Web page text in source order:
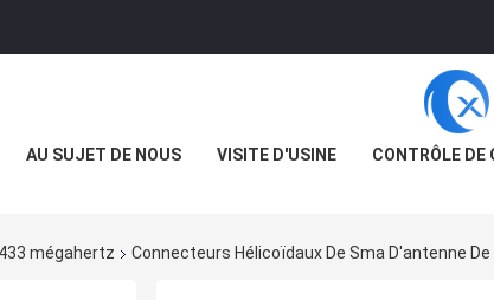
AU SUJET DE NOUS VISITE D'USINE CONTRÔLE DE
mégahertz Connecteurs Hélicoïdaux De Sma D'antenne